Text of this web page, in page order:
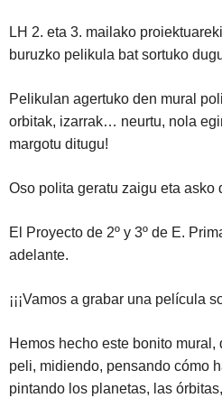
LH 2. eta 3. mailako
buruzko pelikula bat sortuko
Pelikulan agertuko den mural
orbitak, izarrak… neurtu, nola
margotu ditugu!
Oso polita geratu zaigu eta asko
El Proyecto de 2º y 3º de E.
adelante.
¡¡¡Vamos a grabar una película
Hemos hecho este bonito
peli, midiendo, pensando cómo
pintando los planetas, las